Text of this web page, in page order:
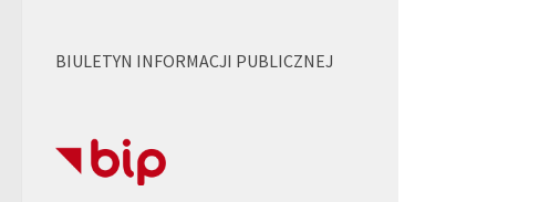
BIULETYN INFORMACJI PUBLICZNEJ